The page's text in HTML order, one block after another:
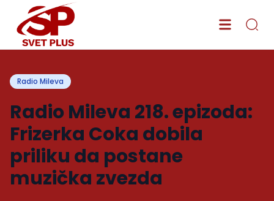
Radio Mileva
Radio Mileva 218. epizoda:
Frizerka Coka dobila
priliku da postane
muzička zvezda